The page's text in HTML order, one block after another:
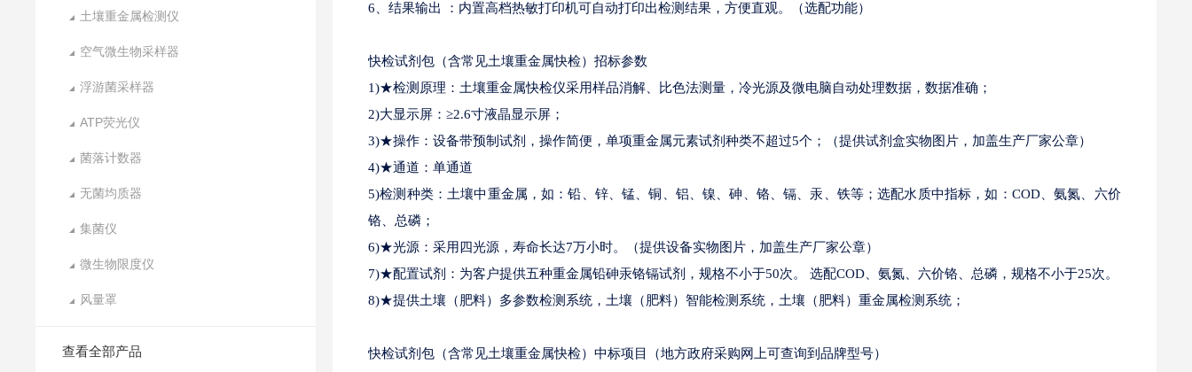
土壤重金属检测仪
空气微生物采样器
浮游菌采样器
ATP荧光仪
菌落计数器
无菌均质器
集菌仪
微生物限度仪
风量罩
查看全部产品
6、结果输出 ：内置高档热敏打印机可自动打印出检测结果，方便直观。（选配功能）
快检试剂包（含常见土壤重金属快检）招标参数
1)★检测原理：土壤重金属快检仪采用样品消解、比色法测量，冷光源及微电脑自动处理数据，数据准确；
2)大显示屏：≥2.6寸液晶显示屏；
3)★操作：设备带预制试剂，操作简便，单项重金属元素试剂种类不超过5个；（提供试剂盒实物图片，加盖生产厂家公章）
4)★通道：单通道
5)检测种类：土壤中重金属，如：铅、锌、锰、铜、铝、镍、砷、铬、镉、汞、铁等；选配水质中指标，如：COD、氨氮、六价
铬、总磷；
6)★光源：采用四光源，寿命长达7万小时。（提供设备实物图片，加盖生产厂家公章）
7)★配置试剂：为客户提供五种重金属铅砷汞铬镉试剂，规格不小于50次。 选配COD、氨氮、六价铬、总磷，规格不小于25次。
8)★提供土壤（肥料）多参数检测系统，土壤（肥料）智能检测系统，土壤（肥料）重金属检测系统；
快检试剂包（含常见土壤重金属快检）中标项目（地方政府采购网上可查询到品牌型号）